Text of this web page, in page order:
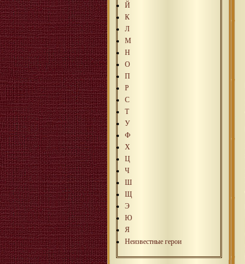
Й
К
Л
М
Н
О
П
Р
С
Т
У
Ф
Х
Ц
Ч
Ш
Щ
Э
Ю
Я
Неизвестные герои